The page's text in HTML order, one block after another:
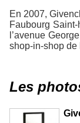
En 2007,
Faubourg
l’avenue
shop-in-shop de
Les